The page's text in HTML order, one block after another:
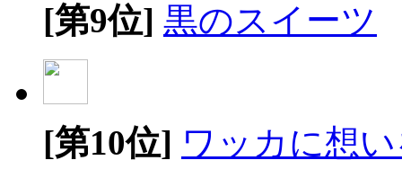
[第9位] 黒のスイーツ
[第10位] ワッカに想